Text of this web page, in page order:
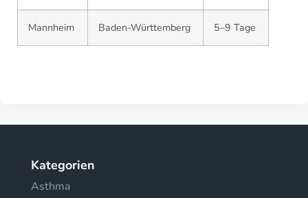
Mannheim Baden-Württemberg 5–9 Tage
Kategorien
Asthma